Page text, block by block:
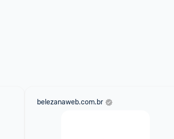
belezanaweb.com.br